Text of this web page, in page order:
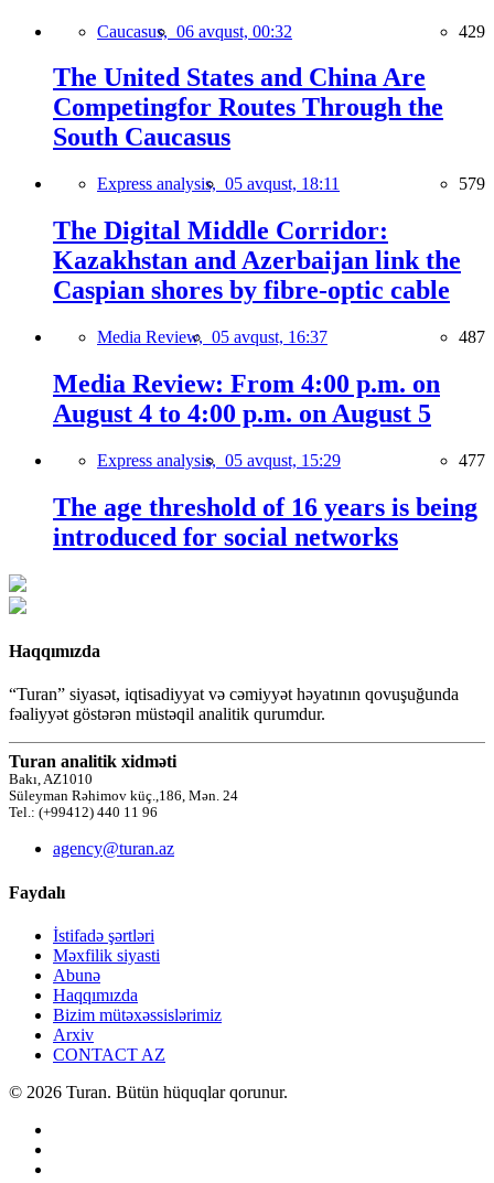
Caucasus, 06 avqust, 00:32 429
The United States and China Are
Competingfor Routes Through the
South Caucasus
Express analysis, 05 avqust, 18:11 579
The Digital Middle Corridor:
Kazakhstan and Azerbaijan link the
Caspian shores by fibre-optic cable
Media Review, 05 avqust, 16:37 487
Media Review: From 4:00 p.m. on
August 4 to 4:00 p.m. on August 5
Express analysis, 05 avqust, 15:29 477
The age threshold of 16 years is being
introduced for social networks
Haqqımızda
“Turan” siyasət, iqtisadiyyat və cəmiyyət həyatının qovuşuğunda
fəaliyyət göstərən müstəqil analitik qurumdur.
Turan analitik xidməti
Bakı, AZ1010
Süleyman Rəhimov küç.,186, Mən. 24
Tel.: (+99412) 440 11 96
agency@turan.az
Faydalı
İstifadə şərtləri
Məxfilik siyasti
Abunə
Haqqımızda
Bizim mütəxəssislərimiz
Arxiv
CONTACT AZ
© 2026 Turan. Bütün hüquqlar qorunur.